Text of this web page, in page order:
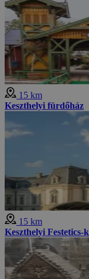
15 km
Keszthelyi fürdőház
15 km
Keszthelyi Festetics-